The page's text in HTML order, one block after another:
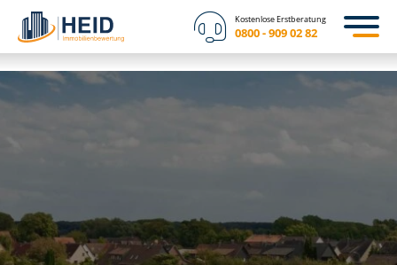
Kostenlose Erstberatung
0800 - 909 02 82